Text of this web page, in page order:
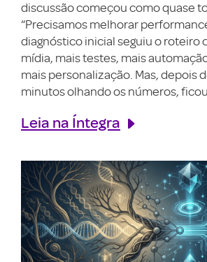
discussão começou como quase
“Precisamos melhorar
diagnóstico inicial seguiu o roteiro
mídia, mais testes, mais
mais personalização. Mas, depois
minutos olhando os números,
Leia na Íntegra